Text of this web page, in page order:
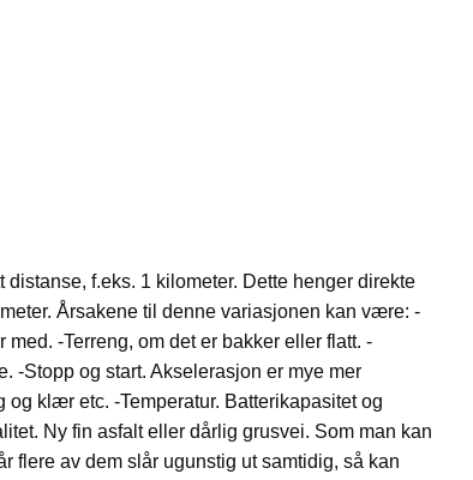
f.eks. 1 kilometer. Dette henger direkte
Årsakene til denne variasjonen kan være: -
-Terreng, om det er bakker eller flatt. -
-Stopp og start. Akselerasjon er mye mer
klær etc. -Temperatur. Batterikapasitet og
Ny fin asfalt eller dårlig grusvei. Som man kan
flere av dem slår ugunstig ut samtidig, så kan